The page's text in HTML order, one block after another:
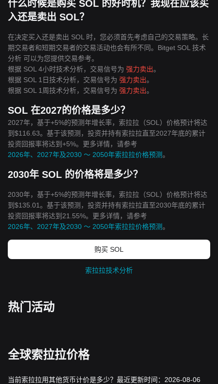
什么时候是购买 SOL 的好时机？我现在应该买
入还是卖出 SOL？
在决定买入还是卖出 SOL 时，您必须首先考虑自己的交易策略。长
期交易者和短期交易者的交易活动也会有所不同。Bitget SOL 技术
分析 可以为您提供交易参考。
根据 SOL 4小时技术分析，交易信号为 强力卖出。
根据 SOL 1日技术分析，交易信号为 强力卖出。
根据 SOL 1周技术分析，交易信号为 强力卖出。
SOL 在2027的价格是多少？
2027年，基于+5%的预测年增长率，索拉拉（SOL）价格预计将达
到$116.63。基于该预测，投资并持有索拉拉直至2027年底的累计
投资回报率将达到+5%。更多详情，请参考
2026年、2027年及2030 ～ 2050年索拉拉价格预测。
2030年 SOL 的价格将是多少？
2030年，基于+5%的预测年增长率，索拉拉（SOL）价格预计将达
到$135.01。基于该预测，投资并持有索拉拉直至2030年底的累计
投资回报率将达到21.55%。更多详情，请参考
2026年、2027年及2030 ～ 2050年索拉拉价格预测。
购买 SOL
索拉拉技术分析
热门活动
全球索拉拉价格
当前索拉拉用其他货币计价是多少？最近更新时间：2026-08-06